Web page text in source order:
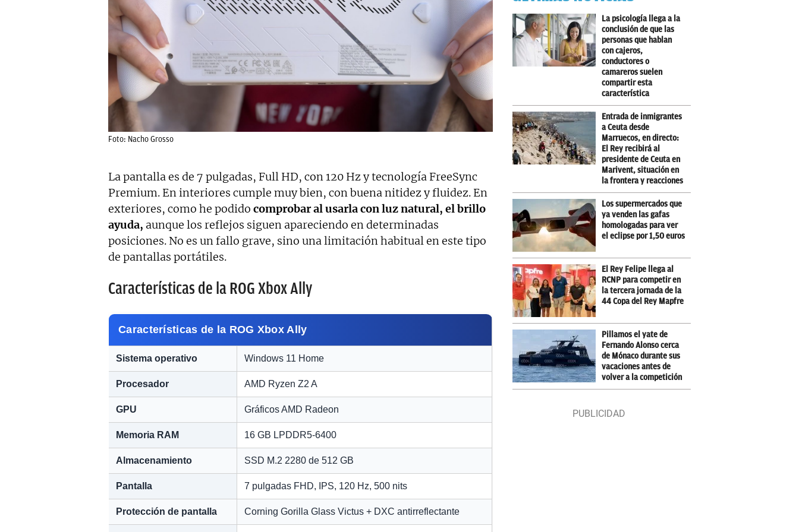
Foto: Nacho Grosso
La pantalla es de 7 pulgadas, Full HD, con 120 Hz y tecnología FreeSync
Premium. En interiores cumple muy bien, con buena nitidez y fluidez. En
exteriores, como he podido comprobar al usarla con luz natural, el brillo
ayuda, aunque los reflejos siguen apareciendo en determinadas
posiciones. No es un fallo grave, sino una limitación habitual en este tipo
de pantallas portátiles.
Características de la ROG Xbox Ally
Características de la ROG Xbox Ally
Sistema operativo Windows 11 Home
Procesador AMD Ryzen Z2 A
GPU Gráficos AMD Radeon
Memoria RAM 16 GB LPDDR5-6400
Almacenamiento SSD M.2 2280 de 512 GB
Pantalla 7 pulgadas FHD, IPS, 120 Hz, 500 nits
Protección de pantalla Corning Gorilla Glass Victus + DXC antirreflectante
La psicología llega a la
conclusión de que las
personas que hablan
con cajeros,
conductores o
camareros suelen
compartir esta
característica
Entrada de inmigrantes
a Ceuta desde
Marruecos, en directo:
El Rey recibirá al
presidente de Ceuta en
Marivent, situación en
la frontera y reacciones
Los supermercados que
ya venden las gafas
homologadas para ver
el eclipse por 1,50 euros
El Rey Felipe llega al
RCNP para competir en
la tercera jornada de la
44 Copa del Rey Mapfre
Pillamos el yate de
Fernando Alonso cerca
de Mónaco durante sus
vacaciones antes de
volver a la competición